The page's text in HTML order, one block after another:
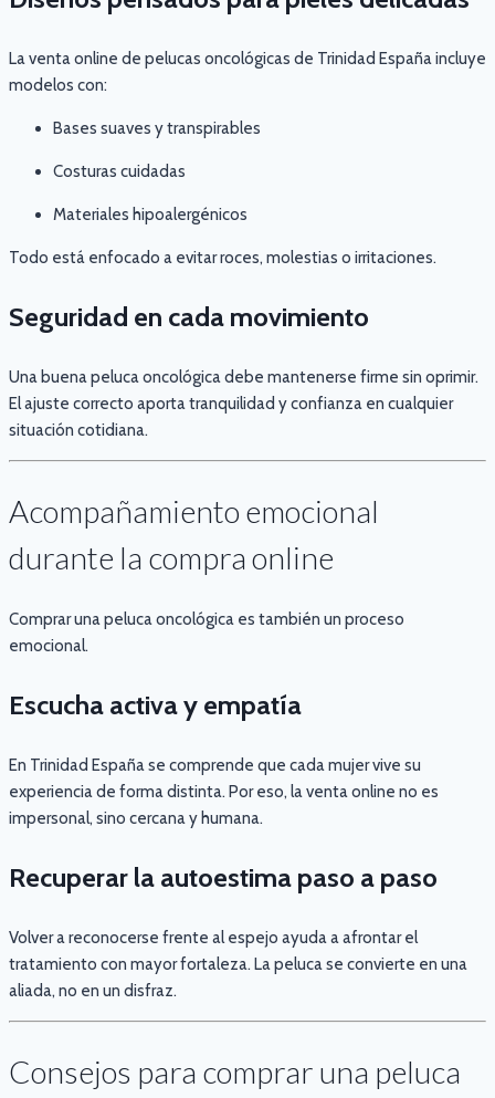
La venta online de pelucas oncológicas de Trinidad España incluye
modelos con:
Bases suaves y transpirables
Costuras cuidadas
Materiales hipoalergénicos
Todo está enfocado a evitar roces, molestias o irritaciones.
Seguridad en cada movimiento
Una buena peluca oncológica debe mantenerse firme sin oprimir.
El ajuste correcto aporta tranquilidad y confianza en cualquier
situación cotidiana.
Acompañamiento emocional
durante la compra online
Comprar una peluca oncológica es también un proceso
emocional.
Escucha activa y empatía
En Trinidad España se comprende que cada mujer vive su
experiencia de forma distinta. Por eso, la venta online no es
impersonal, sino cercana y humana.
Recuperar la autoestima paso a paso
Volver a reconocerse frente al espejo ayuda a afrontar el
tratamiento con mayor fortaleza. La peluca se convierte en una
aliada, no en un disfraz.
Consejos para comprar una peluca